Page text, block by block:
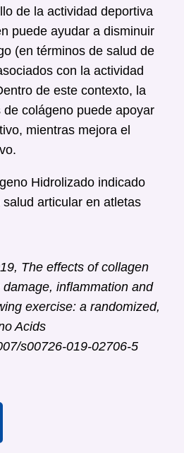
de la actividad deportiva
puede ayudar a disminuir
(en términos de salud de
con la actividad
de este contexto, la
colágeno puede apoyar
mientras mejora el
Hidrolizado indicado
articular en atletas
The effects of collagen
inflammation and
exercise: a randomized,
Acids
s00726-019-02706-5